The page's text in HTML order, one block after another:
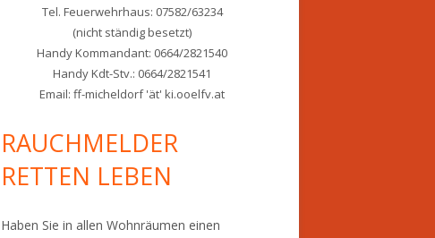
Tel. Feuerwehrhaus: 07582/63234
(nicht ständig besetzt)
Handy Kommandant: 0664/2821540
Handy Kdt-Stv.: 0664/2821541
Email: ff-micheldorf 'ät' ki.ooelfv.at
RAUCHMELDER
RETTEN LEBEN
Haben Sie in allen Wohnräumen einen